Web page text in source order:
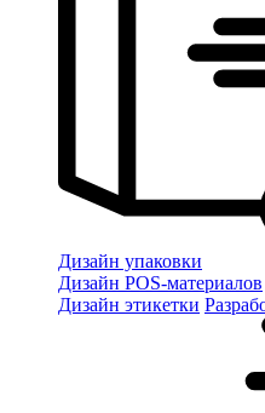
Дизайн упаковки
Дизайн POS-материалов
Дизайн этикетки